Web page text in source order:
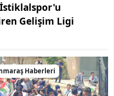
İstiklalspor'u
Gelişim Ligi
Haberleri